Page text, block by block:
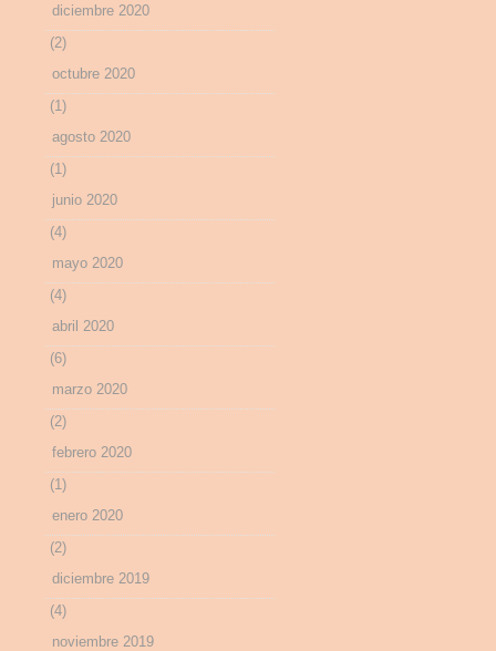
diciembre 2020
(2)
octubre 2020
(1)
agosto 2020
(1)
junio 2020
(4)
mayo 2020
(4)
abril 2020
(6)
marzo 2020
(2)
febrero 2020
(1)
enero 2020
(2)
diciembre 2019
(4)
noviembre 2019